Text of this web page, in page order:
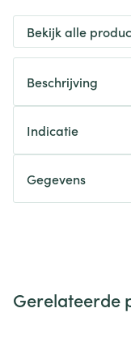
Bekijk alle
Beschrijving
Indicatie
Gegevens
Merken
Gerelateerde